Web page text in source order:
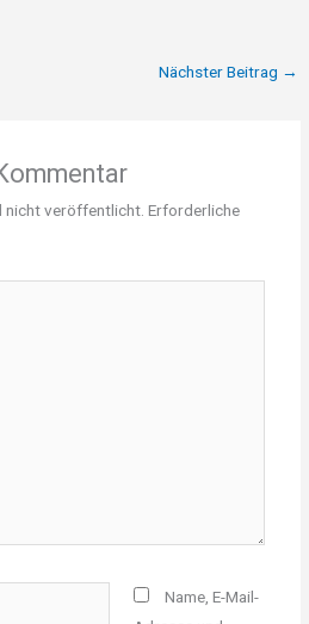
Nächster Beitrag →
nicht veröffentlicht. Erforderliche
Name, E-Mail-